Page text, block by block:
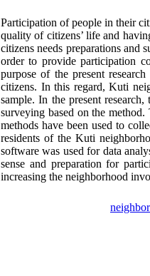
Participation of people in their
quality of citizens’ life and
citizens needs preparations and
order to provide participation
purpose of the present
citizens. In this regard, Kuti
sample. In the present
surveying based on the
methods have been used to
residents of the Kuti
software was used for data
sense and preparation for
increasing the neighborhood